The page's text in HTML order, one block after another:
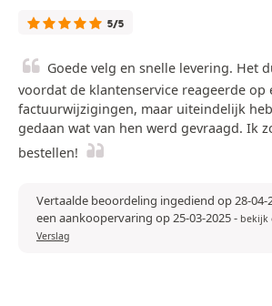
5/5
Goede velg en snelle levering. Het
voordat de klantenservice reageerde op
factuurwijzigingen, maar uiteindelijk
gedaan wat van hen werd gevraagd. Ik
bestellen!
Vertaalde beoordeling ingediend op 28-04-
een aankoopervaring op 25-03-2025- bekijk
Verslag